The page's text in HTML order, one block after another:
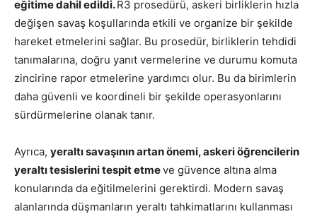
eğitime dahil edildi.R3 prosedürü, askeri birliklerin hızla
değişen savaş koşullarında etkili ve organize bir şekilde
hareket etmelerini sağlar. Bu prosedür, birliklerin tehdidi
tanımalarına, doğru yanıt vermelerine ve durumu komuta
zincirine rapor etmelerine yardımcı olur. Bu da birimlerin
daha güvenli ve koordineli bir şekilde operasyonlarını
sürdürmelerine olanak tanır.
Ayrıca, yeraltı savaşının artan önemi, askeri öğrencilerin
yeraltı tesislerini tespit etmeve güvence altına alma
konularında da eğitilmelerini gerektirdi. Modern savaş
alanlarında düşmanların yeraltı tahkimatlarını kullanması